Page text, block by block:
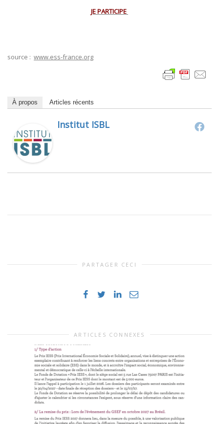
JE PARTICIPE
source : www.ess-france.org
À propos Articles récents
Institut ISBL
PARTAGER CECI
ARTICLES CONNEXES